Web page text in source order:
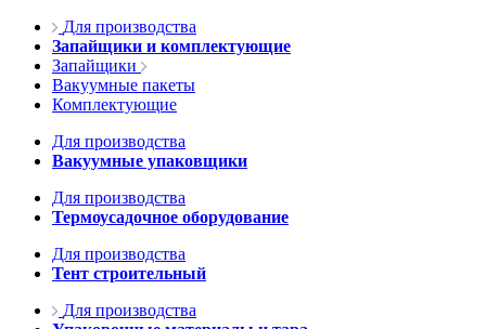
Для производства
Запайщики и комплектующие
Запайщики
Вакуумные пакеты
Комплектующие
Для производства
Вакуумные упаковщики
Для производства
Термоусадочное оборудование
Для производства
Тент строительный
Для производства